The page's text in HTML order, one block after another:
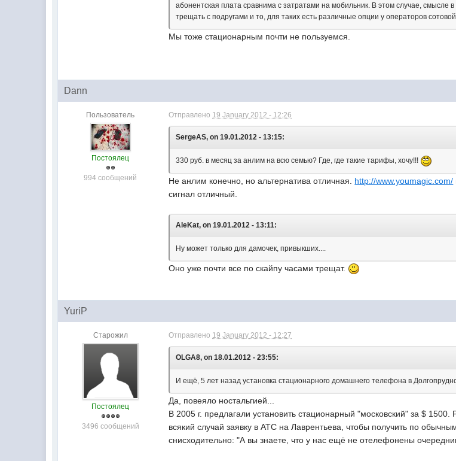
абонентская плата сравнима с затратами на мобильник. В этом случае, смысле
трещать с подругами и то, для таких есть различные опции у операторов
Мы тоже стационарным почти не пользуемся.
Dann
Пользователь
Постоялец
994 сообщений
Отправлено 19 January 2012 - 12:26
SergeAS, on 19.01.2012 - 13:15:
330 руб. в месяц за анлим на всю семью? Где, где такие тарифы, хочу!!!
Не анлим конечно, но альтернатива отличная. http://www.youmagic.com/
сигнал отличный.
AleKat, on 19.01.2012 - 13:11:
Ну может только для дамочек, привыкших....
Оно уже почти все по скайпу часами трещат.
YuriP
Старожил
Постоялец
3496 сообщений
Отправлено 19 January 2012 - 12:27
OLGA8, on 18.01.2012 - 23:55:
И ещё, 5 лет назад установка стационарного домашнего телефона в
Да, повеяло ностальгией...
В 2005 г. предлагали установить стационарный "московский" за $
всякий случай заявку в АТС на Лаврентьева, чтобы получить по
снисходительно: "А вы знаете, что у нас ещё не отелефонены